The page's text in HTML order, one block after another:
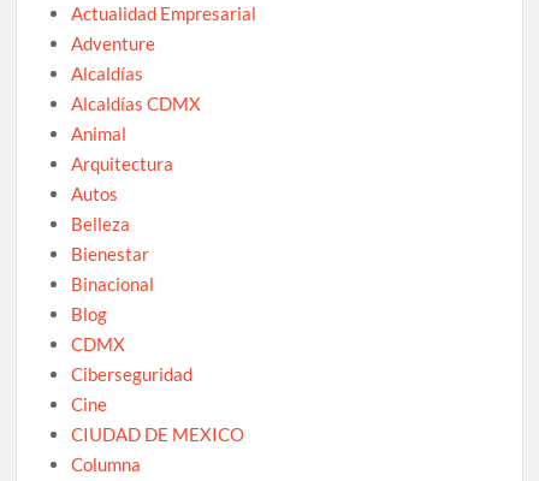
Actualidad Empresarial
Adventure
Alcaldías
Alcaldías CDMX
Animal
Arquitectura
Autos
Belleza
Bienestar
Binacional
Blog
CDMX
Ciberseguridad
Cine
CIUDAD DE MEXICO
Columna